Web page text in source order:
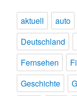
aktuell auto
Deutschland
Fernsehen
Geschichte